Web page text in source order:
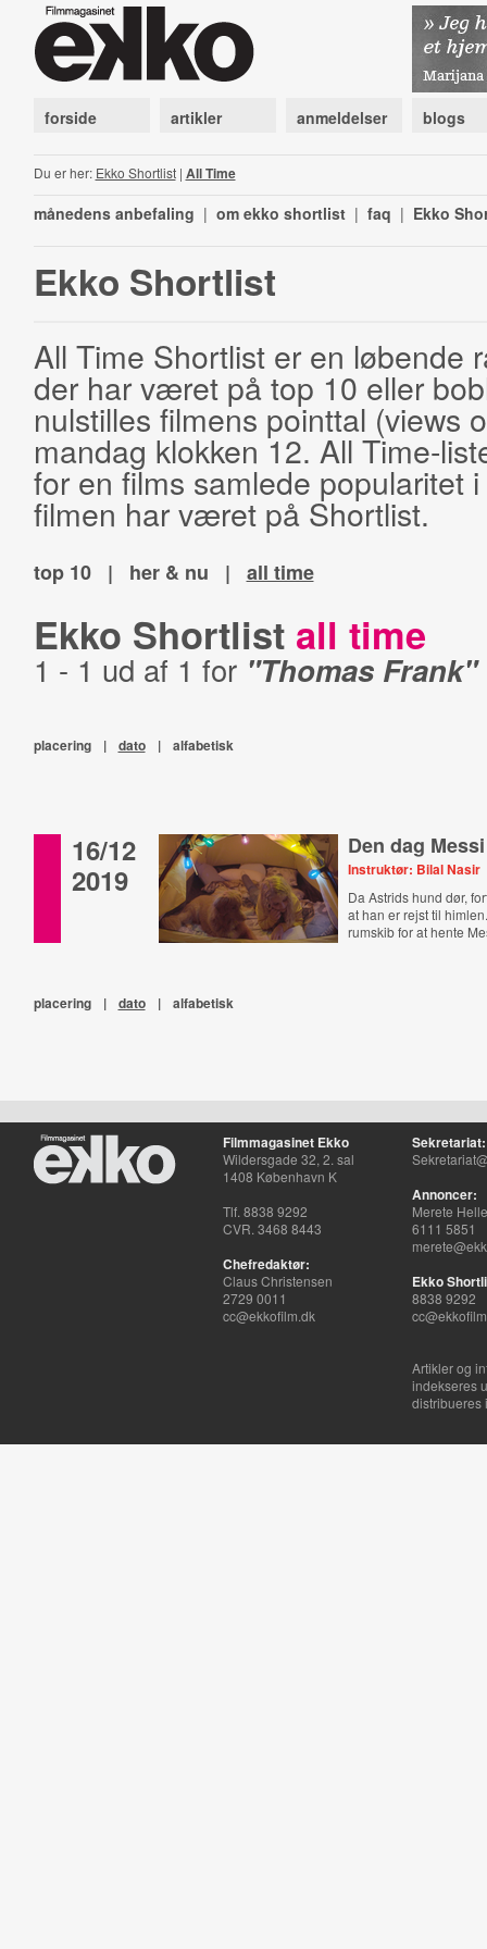
forside artikler anmeldelser blogs
Du er her: Ekko Shortlist| All Time
månedens anbefaling | om ekko shortlist | faq | Ekko
Ekko Shortlist
All Time Shortlist er en løbende
der har været på top 10 eller
nulstilles filmens pointtal (views
mandag klokken 12. All Time-
for en films samlede popularitet
filmen har været på Shortlist.
top 10 | her & nu | all time
Ekko Shortlist all time
1 - 1 ud af 1 for "Thomas Frank"
placering | dato | alfabetisk
16/12
2019
Den dag
Instruktør: Bilal Nasir
Da Astrids hund dør,
at han er rejst til
rumskib for at hente
placering | dato | alfabetisk
Filmmagasinet Ekko
Wildersgade 32, 2. sal
1408 København K
Tlf. 8838 9292
CVR. 3468 8443
Chefredaktør:
Claus Christensen
2729 0011
cc@ekkofilm.dk
Sekretariat:
Annoncer:
Merete
6111 5851
Ekko
8838 9292
Artikler og
indekseres
distribueres